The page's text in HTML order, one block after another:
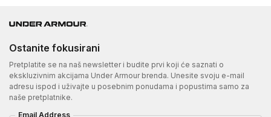
Ostanite fokusirani
Pretplatite se na naš newsletter i budite prvi koji će saznati o
ekskluzivnim akcijama Under Armour brenda. Unesite svoju e-mail
adresu ispod i uživajte u posebnim ponudama i popustima samo za
naše pretplatnike.
Email Address